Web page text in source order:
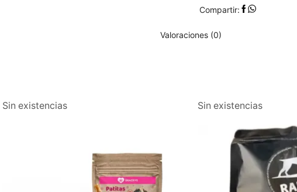
Compartir:
Valoraciones (0)
Sin existencias Sin existencias